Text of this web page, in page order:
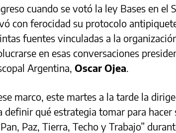
cuando se votó la ley Bases en el
con ferocidad su protocolo
fuentes vinculadas a la
en esas conversaciones
Argentina, Oscar Ojea.
marco, este martes a la tarde la
definir qué estrategia tomar para
Paz, Tierra, Techo y Trabajo”